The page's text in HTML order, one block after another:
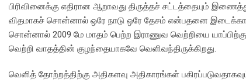
பிரிவினைக்கு எதிரான ஆறாவது திருத்தச் சட்டத்தையும்
விதமாகச் சொன்னால் ஒரே நாடு ஒரே தேசம் என்பதனை
சொன்னால் 2009 மே மாதம் பெற்ற இராணுவ வெற்றியை
வெற்றி வாதத்தின் குழந்தையாகவே வெளிவந்திருக்கிறது.
வெளித் தோற்றத்திற்கு அதிகளவு அதிகாரங்கள்